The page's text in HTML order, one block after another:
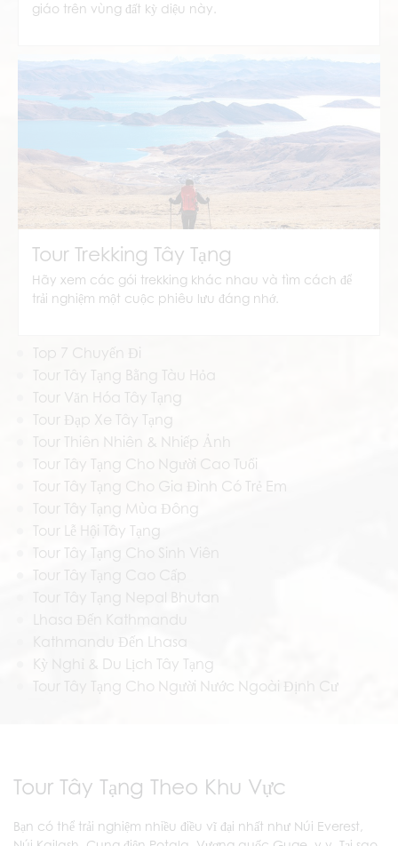
giáo trên vùng đất kỳ diệu này.
Tour Trekking Tây Tạng
Hãy xem các gói trekking khác nhau và tìm cách để
trải nghiệm một cuộc phiêu lưu đáng nhớ.
Tour Trekking Tây Tạng
Top 7 Chuyến Đi
Tour Tây Tạng Bằng Tàu Hỏa
Tour Văn Hóa Tây Tạng
Tour Đạp Xe Tây Tạng
Tour Thiên Nhiên & Nhiếp Ảnh
Tour Tây Tạng Cho Người Cao Tuổi
Tour Tây Tạng Cho Gia Đình Có Trẻ Em
Tour Tây Tạng Mùa Đông
Tour Lễ Hội Tây Tạng
Tour Tây Tạng Cho Sinh Viên
Tour Tây Tạng Cao Cấp
Tour Tây Tạng Nepal Bhutan
Lhasa Đến Kathmandu
Kathmandu Đến Lhasa
Kỳ Nghỉ & Du Lịch Tây Tạng
Tour Tây Tạng Cho Người Nước Ngoài Định Cư
Tour Tây Tạng Theo Khu Vực
Bạn có thể trải nghiệm nhiều điều vĩ đại nhất như Núi Everest,